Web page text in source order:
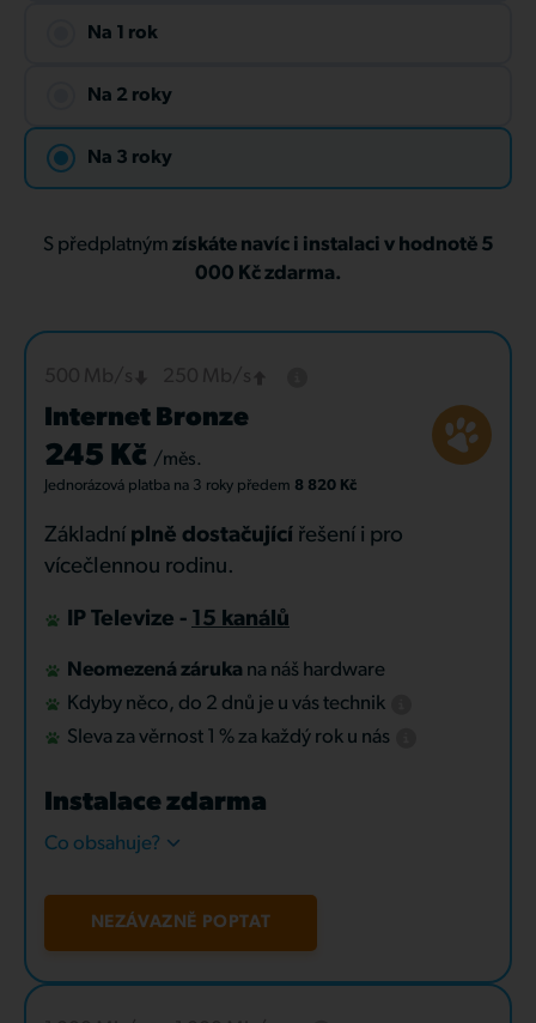
Na 1 rok
Na 2 roky
Na 3 roky
S předplatným získáte navíc i instalaci v hodnotě 5
000 Kč zdarma.
Internet Bronze
245 Kč /měs.
Jednorázová platba na 3 roky předem 8 820 Kč
Základní plně dostačující řešení i pro
vícečlennou rodinu.
IP Televize - 15 kanálů
Neomezená záruka na náš hardware
Kdyby něco, do 2 dnů je u vás technik
Sleva za věrnost 1 % za každý rok u nás
Instalace zdarma
Co obsahuje?
NEZÁVAZNĚ POPTAT